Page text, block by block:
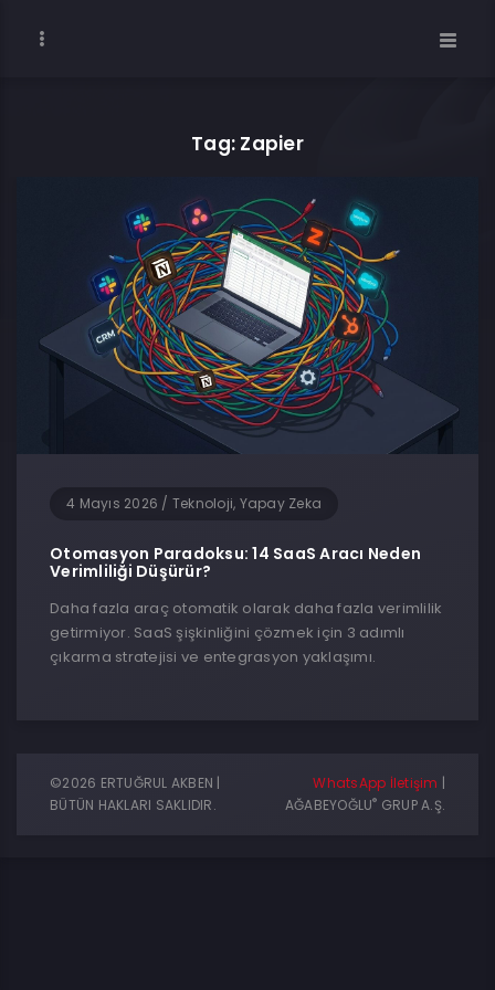
Tag: Zapier
4 Mayıs 2026 / Teknoloji, Yapay Zeka
Otomasyon Paradoksu: 14 SaaS Aracı Neden
Verimliliği Düşürür?
Daha fazla araç otomatik olarak daha fazla verimlilik
getirmiyor. SaaS şişkinliğini çözmek için 3 adımlı
çıkarma stratejisi ve entegrasyon yaklaşımı.
©2026 ERTUĞRUL AKBEN |
BÜTÜN HAKLARI SAKLIDIR.
WhatsApp İletişim |
AĞABEYOĞLU® GRUP A.Ş.